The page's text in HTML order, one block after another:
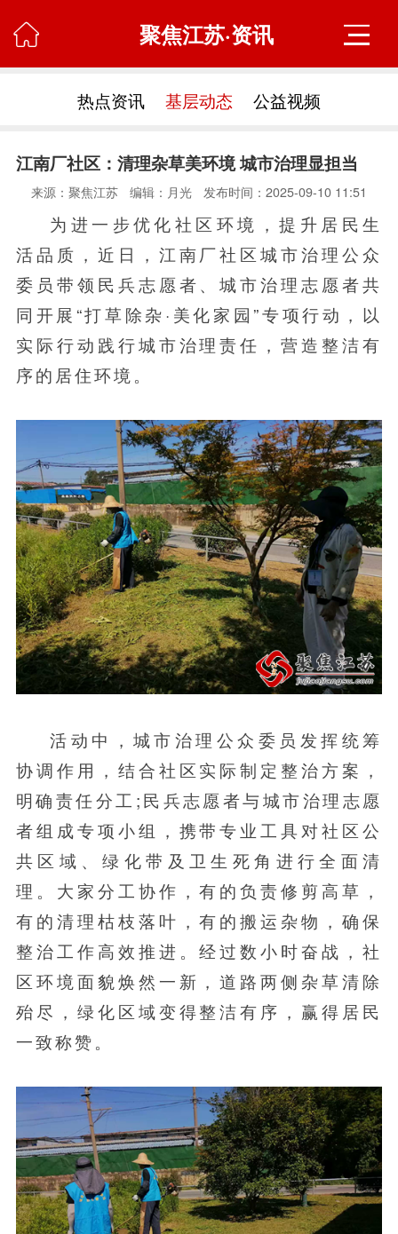
 聚焦江苏·资讯
热点资讯 基层动态 公益视频
江南厂社区：清理杂草美环境 城市治理显担当
来源：聚焦江苏 编辑：月光 发布时间：2025-09-10 11:51
为进一步优化社区环境，提升居民生
活品质，近日，江南厂社区城市治理公众
委员带领民兵志愿者、城市治理志愿者共
同开展“打草除杂·美化家园”专项行动，以
实际行动践行城市治理责任，营造整洁有
序的居住环境。
活动中，城市治理公众委员发挥统筹
协调作用，结合社区实际制定整治方案，
明确责任分工;民兵志愿者与城市治理志愿
者组成专项小组，携带专业工具对社区公
共区域、绿化带及卫生死角进行全面清
理。大家分工协作，有的负责修剪高草，
有的清理枯枝落叶，有的搬运杂物，确保
整治工作高效推进。经过数小时奋战，社
区环境面貌焕然一新，道路两侧杂草清除
殆尽，绿化区域变得整洁有序，赢得居民
一致称赞。